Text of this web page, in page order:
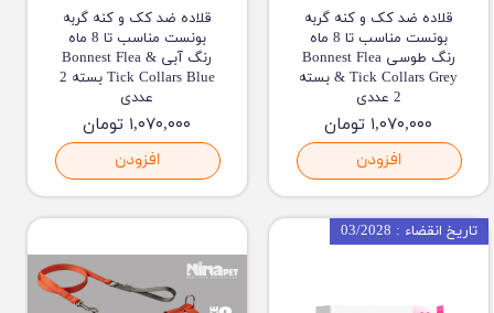
قلاده ضد کک و کنه گربه
بونست مناسب تا 8 ماه
رنگ طوسی Bonnest Flea
& Tick Collars Grey بسته
2 عددی
۱,۰۷۰,۰۰۰ تومان
افزودن
قلاده ضد کک و کنه گربه
بونست مناسب تا 8 ماه
رنگ آبی Bonnest Flea &
Tick Collars Blue بسته 2
عددی
۱,۰۷۰,۰۰۰ تومان
افزودن
تاریخ انقضاء : 03/2028